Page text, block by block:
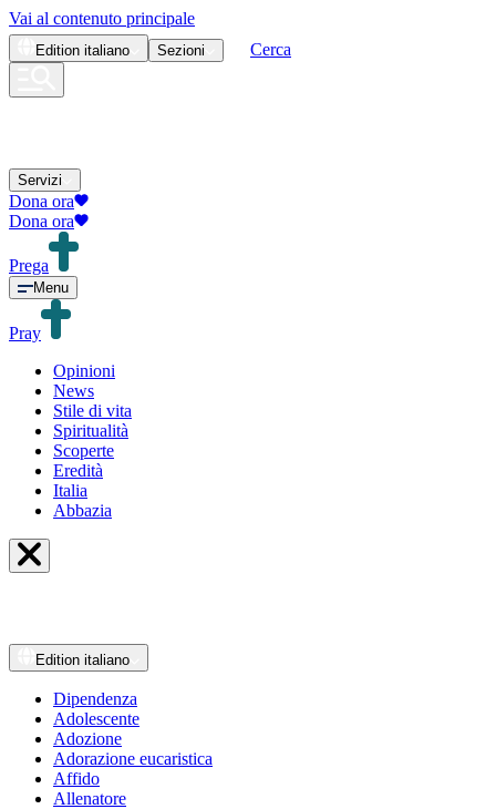
Vai al contenuto principale
Edition italiano Sezioni Cerca
Servizi
Dona ora
Dona ora
Prega
Menu
Pray
Opinioni
News
Stile di vita
Spiritualità
Scoperte
Eredità
Italia
Abbazia
Edition italiano
Dipendenza
Adolescente
Adozione
Adorazione eucaristica
Affido
Allenatore